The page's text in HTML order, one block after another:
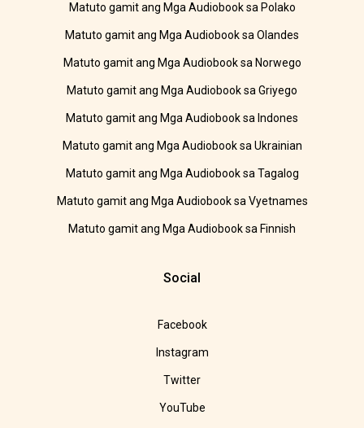
Matuto gamit ang Mga Audiobook sa Polako
Matuto gamit ang Mga Audiobook sa Olandes
Matuto gamit ang Mga Audiobook sa Norwego
Matuto gamit ang Mga Audiobook sa Griyego
Matuto gamit ang Mga Audiobook sa Indones
Matuto gamit ang Mga Audiobook sa Ukrainian
Matuto gamit ang Mga Audiobook sa Tagalog
Matuto gamit ang Mga Audiobook sa Vyetnames
Matuto gamit ang Mga Audiobook sa Finnish
Social
Facebook
Instagram
Twitter
YouTube